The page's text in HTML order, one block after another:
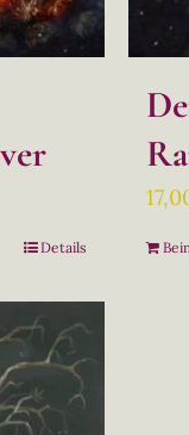
Details